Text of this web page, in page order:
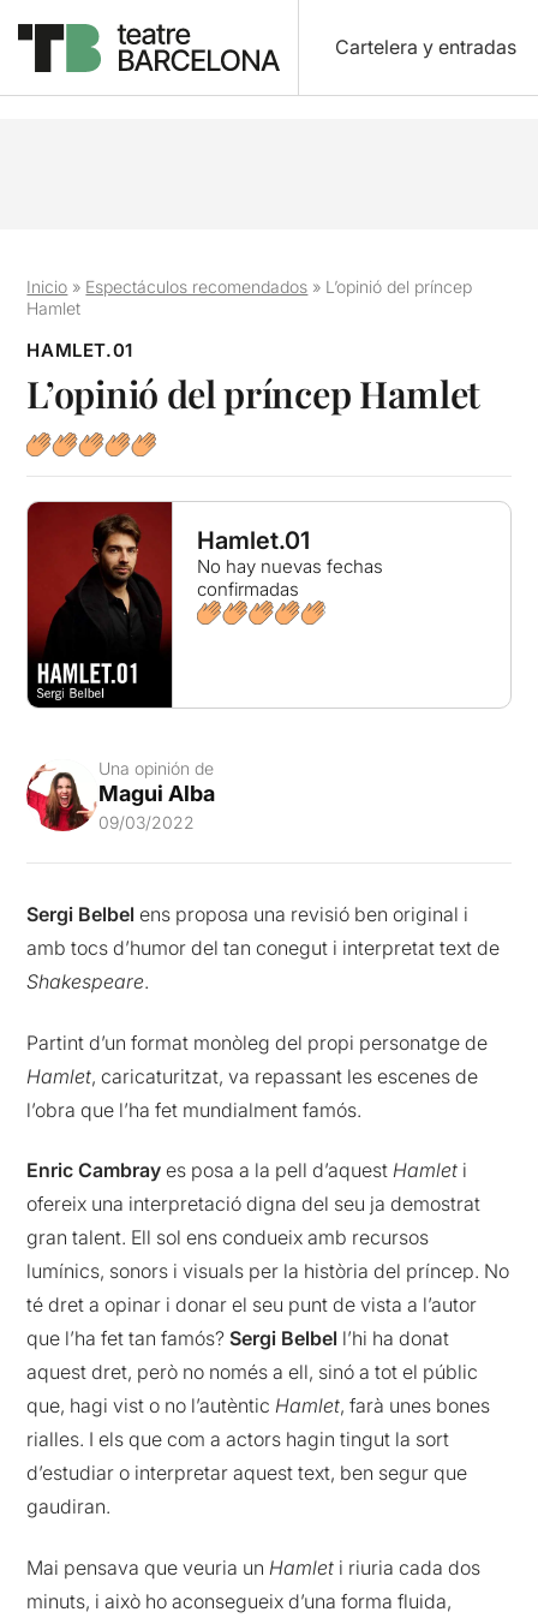
Cartelera y entradas
Inicio » Espectáculos recomendados » L’opinió del príncep
Hamlet
HAMLET.01
L’opinió del príncep Hamlet
Hamlet.01
No hay nuevas fechas
confirmadas
Una opinión de
Magui Alba
09/03/2022
Sergi Belbel ens proposa una revisió ben original i
amb tocs d’humor del tan conegut i interpretat text de
Shakespeare.
Partint d’un format monòleg del propi personatge de
Hamlet, caricaturitzat, va repassant les escenes de
l’obra que l’ha fet mundialment famós.
Enric Cambray es posa a la pell d’aquestHamlet i
ofereix una interpretació digna del seu ja demostrat
gran talent. Ell sol ens condueix amb recursos
lumínics, sonors i visuals per la història del príncep. No
té dret a opinar i donar el seu punt de vista a l’autor
que l’ha fet tan famós?Sergi Belbel l’hi ha donat
aquest dret, però no només a ell, sinó a tot el públic
que, hagi vist o no l’autènticHamlet, farà unes bones
rialles. I els que com a actors hagin tingut la sort
d’estudiar o interpretar aquest text, ben segur que
gaudiran.
Mai pensava que veuria un Hamlet i riuria cada dos
minuts, i això ho aconsegueix d’una forma fluida,